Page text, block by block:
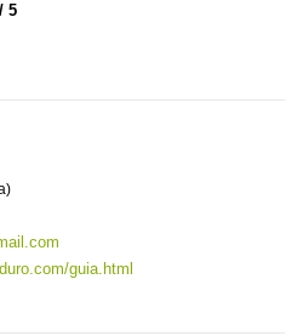
5
guia.html